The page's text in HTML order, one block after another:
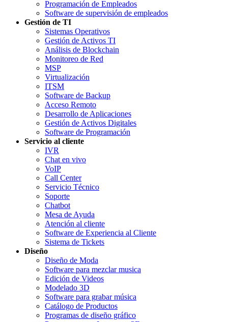
Programación de Empleados
Software de supervisión de empleados
Gestión de TI
Sistemas Operativos
Gestión de Activos TI
Análisis de Blockchain
Monitoreo de Red
MSP
Virtualización
ITSM
Software de Backup
Acceso Remoto
Desarrollo de Aplicaciones
Gestión de Activos Digitales
Software de Programación
Servicio al cliente
IVR
Chat en vivo
VoIP
Call Center
Servicio Técnico
Soporte
Chatbot
Mesa de Ayuda
Atención al cliente
Software de Experiencia al Cliente
Sistema de Tickets
Diseño
Diseño de Moda
Software para mezclar musica
Edición de Videos
Modelado 3D
Software para grabar música
Catálogo de Productos
Programas de diseño gráfico